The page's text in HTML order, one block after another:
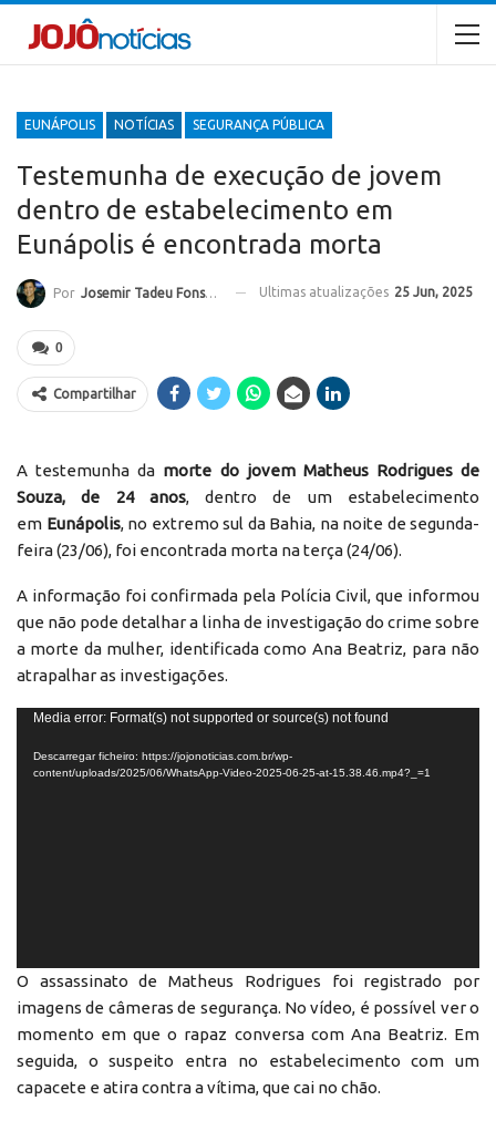
EUNÁPOLIS NOTÍCIAS SEGURANÇA PÚBLICA
Testemunha de execução de jovem
dentro de estabelecimento em
Eunápolis é encontrada morta
Por Josemir Tadeu Fonseca Ultimas atualizações 25 Jun, 2025
0
Compartilhar
A testemunha da morte do jovem Matheus Rodrigues de
Souza, de 24 anos, dentro de um estabelecimento
em Eunápolis, no extremo sul da Bahia, na noite de segunda-
feira (23/06), foi encontrada morta na terça (24/06).
A informação foi confirmada pela Polícia Civil, que informou
que não pode detalhar a linha de investigação do crime sobre
a morte da mulher, identificada como Ana Beatriz, para não
atrapalhar as investigações.
Reprodutor
vídeo
Media error: Format(s) not supported or source(s) not found
Descarregar ficheiro: https://jojonoticias.com.br/wp-
content/uploads/2025/06/WhatsApp-Video-2025-06-25-at-15.38.46.mp4?_=1
O assassinato de Matheus Rodrigues foi registrado por
imagens de câmeras de segurança. No vídeo, é possível ver o
momento em que o rapaz conversa com Ana Beatriz. Em
seguida, o suspeito entra no estabelecimento com um
capacete e atira contra a vítima, que cai no chão.